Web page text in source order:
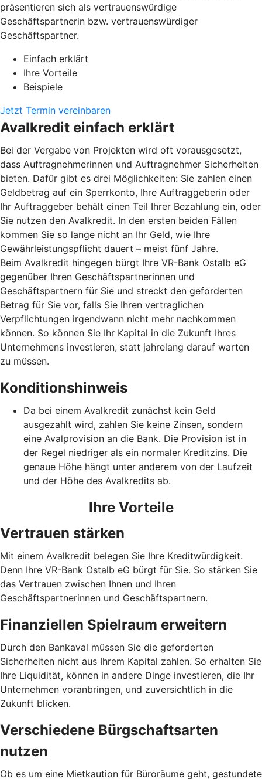
präsentieren sich als vertrauenswürdige
Geschäftspartnerin bzw. vertrauenswürdiger
Geschäftspartner.
Einfach erklärt
Ihre Vorteile
Beispiele
Jetzt Termin vereinbaren
Avalkredit einfach erklärt
Bei der Vergabe von Projekten wird oft vorausgesetzt,
dass Auftragnehmerinnen und Auftragnehmer Sicherheiten
bieten. Dafür gibt es drei Möglichkeiten: Sie zahlen einen
Geldbetrag auf ein Sperrkonto, Ihre Auftraggeberin oder
Ihr Auftraggeber behält einen Teil Ihrer Bezahlung ein, oder
Sie nutzen den Avalkredit. In den ersten beiden Fällen
kommen Sie so lange nicht an Ihr Geld, wie Ihre
Gewährleistungspflicht dauert – meist fünf Jahre.
Beim Avalkredit hingegen bürgt Ihre VR-Bank Ostalb eG
gegenüber Ihren Geschäftspartnerinnen und
Geschäftspartnern für Sie und streckt den geforderten
Betrag für Sie vor, falls Sie Ihren vertraglichen
Verpflichtungen irgendwann nicht mehr nachkommen
können. So können Sie Ihr Kapital in die Zukunft Ihres
Unternehmens investieren, statt jahrelang darauf warten
zu müssen.
Konditionshinweis
Da bei einem Avalkredit zunächst kein Geld
ausgezahlt wird, zahlen Sie keine Zinsen, sondern
eine Avalprovision an die Bank. Die Provision ist in
der Regel niedriger als ein normaler Kreditzins. Die
genaue Höhe hängt unter anderem von der Laufzeit
und der Höhe des Avalkredits ab.
Ihre Vorteile
Vertrauen stärken
Mit einem Avalkredit belegen Sie Ihre Kreditwürdigkeit.
Denn Ihre VR-Bank Ostalb eG bürgt für Sie. So stärken Sie
das Vertrauen zwischen Ihnen und Ihren
Geschäftspartnerinnen und Geschäftspartnern.
Finanziellen Spielraum erweitern
Durch den Bankaval müssen Sie die geforderten
Sicherheiten nicht aus Ihrem Kapital zahlen. So erhalten Sie
Ihre Liquidität, können in andere Dinge investieren, die Ihr
Unternehmen voranbringen, und zuversichtlich in die
Zukunft blicken.
Verschiedene Bürgschaftsarten
nutzen
Ob es um eine Mietkaution für Büroräume geht, gestundete